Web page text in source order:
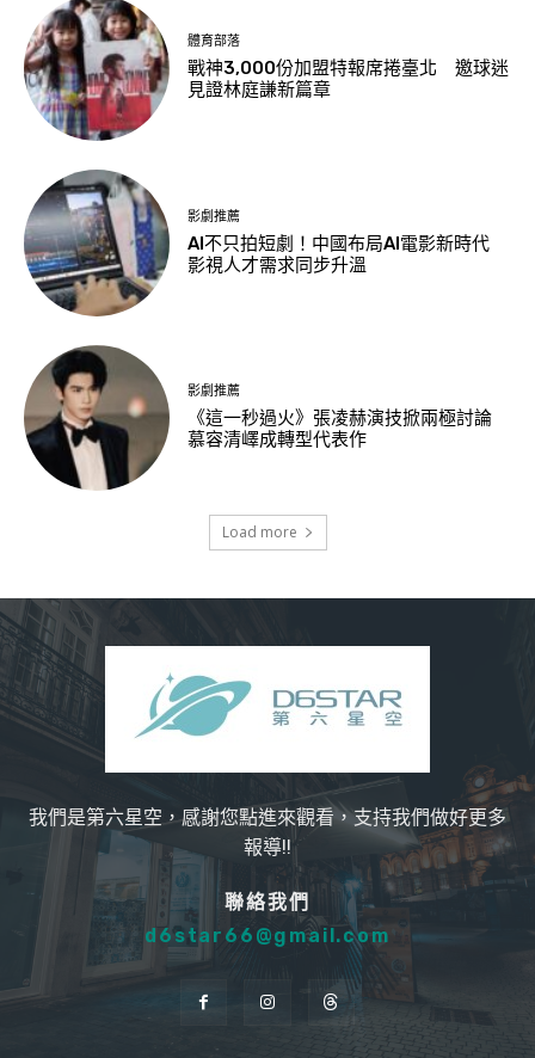
體育部落
戰神3,000份加盟特報席捲臺北 邀球迷
見證林庭謙新篇章
影劇推薦
AI不只拍短劇！中國布局AI電影新時代
影視人才需求同步升溫
影劇推薦
《這一秒過火》張凌赫演技掀兩極討論
慕容清嶧成轉型代表作
Load more
我們是第六星空，感謝您點進來觀看，支持我們做好更多
報導!!
聯絡我們
d6star66@gmail.com